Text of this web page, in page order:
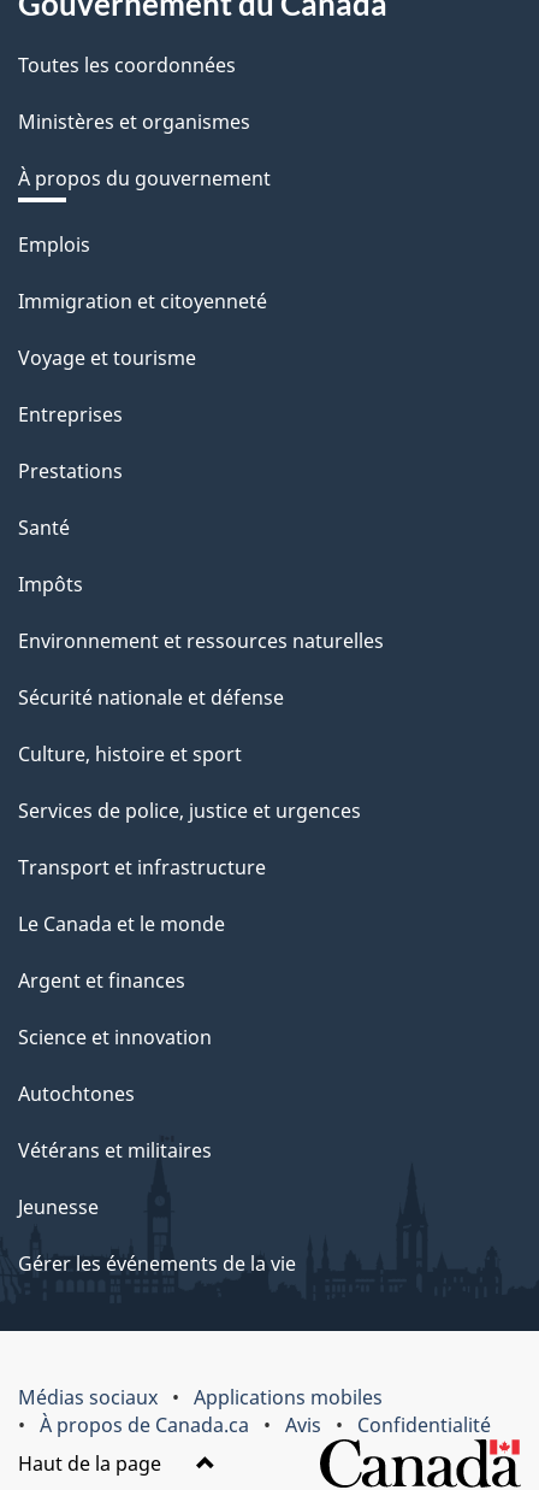
Toutes les coordonnées
Ministères et organismes
À propos du gouvernement
Thèmes
sujets
Emplois
Immigration et citoyenneté
Voyage et tourisme
Entreprises
Prestations
Santé
Impôts
Environnement et ressources naturelles
Sécurité nationale et défense
Culture, histoire et sport
Services de police, justice et urgences
Transport et infrastructure
Le Canada et le monde
Argent et finances
Science et innovation
Autochtones
Vétérans et militaires
Jeunesse
Gérer les événements de la vie
Médias sociaux
Applications mobiles
À propos de Canada.ca
Avis
Confidentialité
Haut de la page